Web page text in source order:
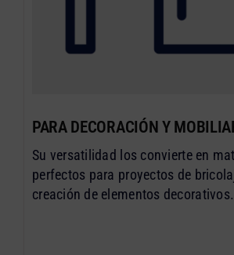
PARA DECORACIÓN Y
Su versatilidad los convierte en
perfectos para proyectos de
creación de elementos decorativos.